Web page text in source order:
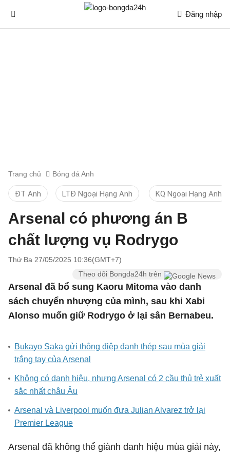
Đăng nhập
Trang chủ Bóng đá Anh
ĐT Anh LTĐ Ngoại Hạng Anh KQ Ngoại Hạng Anh
Arsenal có phương án B
chất lượng vụ Rodrygo
Thứ Ba 27/05/2025 10:36(GMT+7)
Theo dõi Bongda24h trên
Arsenal đã bổ sung Kaoru Mitoma vào danh
sách chuyển nhượng của mình, sau khi Xabi
Alonso muốn giữ Rodrygo ở lại sân Bernabeu.
Bukayo Saka gửi thông điệp đanh thép sau mùa giải
trắng tay của Arsenal
Không có danh hiệu, nhưng Arsenal có 2 cầu thủ trẻ xuất
sắc nhất châu Âu
Arsenal và Liverpool muốn đưa Julian Alvarez trở lại
Premier League
Arsenal đã không thể giành danh hiệu mùa giải này,